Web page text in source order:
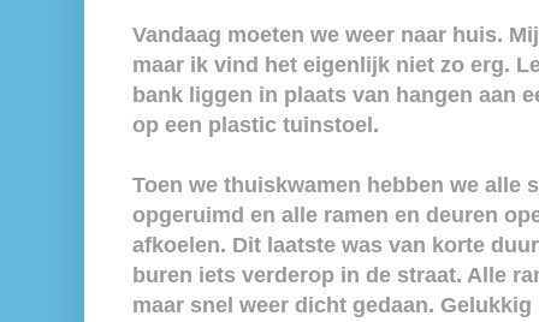
Vandaag moeten we weer naar huis.
maar ik vind het eigenlijk niet zo erg.
bank liggen in plaats van hangen aan
op een plastic tuinstoel.
Toen we thuiskwamen hebben we alle
opgeruimd en alle ramen en deuren
afkoelen. Dit laatste was van korte
buren iets verderop in de straat. Alle
maar snel weer dicht gedaan.